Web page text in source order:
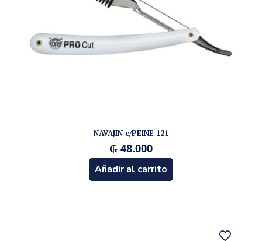
NAVAJIN c/PEINE 121
₲ 48.000
Añadir al carrito